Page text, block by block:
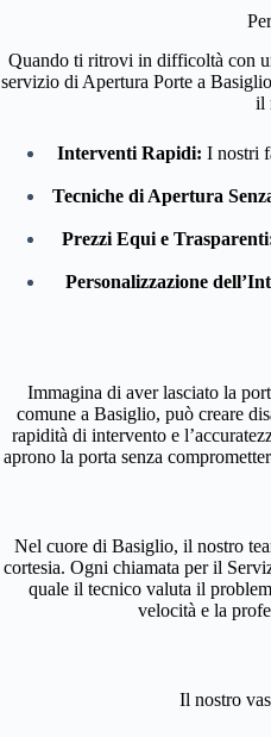
Quando ti ritrovi in difficoltà con
servizio di Apertura Porte a
il
Interventi Rapidi: I nostri
Tecniche di Apertura
Prezzi Equi e
Personalizzazione
Immagina di aver lasciato la
comune a Basiglio, può creare
rapidità di intervento e
aprono la porta senza
Nel cuore di Basiglio, il nostro
cortesia. Ogni chiamata per il
quale il tecnico valuta il
velocità e la
Il nostro